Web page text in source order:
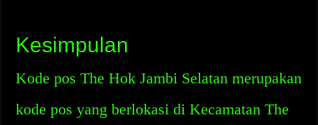
Kesimpulan
Kode pos The Hok Jambi Selatan merupakan
kode pos yang berlokasi di Kecamatan The